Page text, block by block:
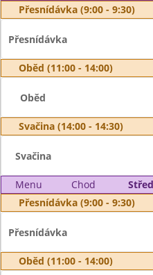
Přesnídávka (9:00 - 9:30)
Přesnídávka
Oběd (11:00 - 14:00)
Oběd
Svačina (14:00 - 14:30)
Svačina
Menu Chod
Přesnídávka (9:00 - 9:30)
Přesnídávka
Oběd (11:00 - 14:00)